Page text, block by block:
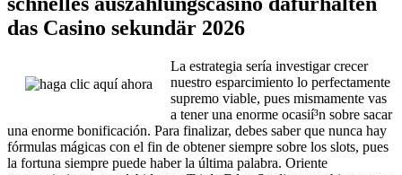
das Casino sekundär 2026
La estrategia serí­a investigar crecer
nuestro esparcimiento lo perfectamente
supremo viable, pues mismamente vas
a tener una enorme ocasií³n sobre sacar
una enorme bonificación. Para finalizar, debes saber que nunca hay
fórmulas mágicas con el fin de obtener siempre sobre los slots, pues
la fortuna siempre puede haber la última palabra. Oriente